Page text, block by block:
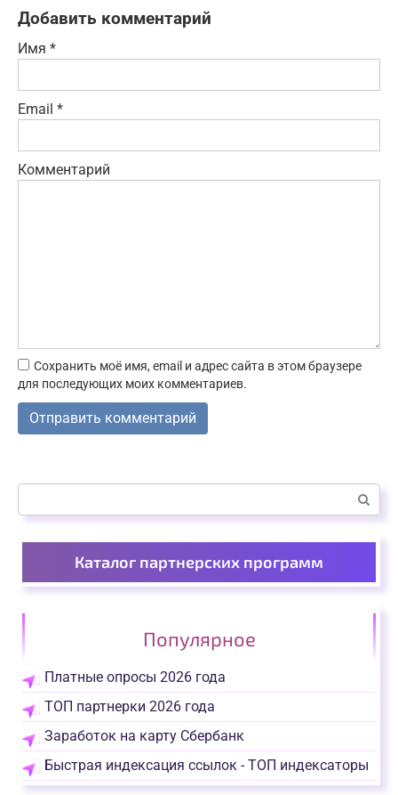
Добавить комментарий
Имя *
Email *
Комментарий
Сохранить моё имя, email и адрес сайта в этом браузере
для последующих моих комментариев.
Каталог партнерских программ
Популярное
Платные опросы 2026 года
ТОП партнерки 2026 года
Заработок на карту Сбербанк
Быстрая индексация ссылок - ТОП индексаторы